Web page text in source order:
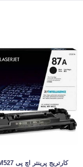
کارتریج پرینتر اچ پی HP M527